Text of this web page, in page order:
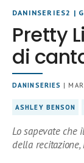
DANINSERIES2 |
Pretty
di
DANINSERIES |
ASHLEY BENSON
Lo sapevate che
della